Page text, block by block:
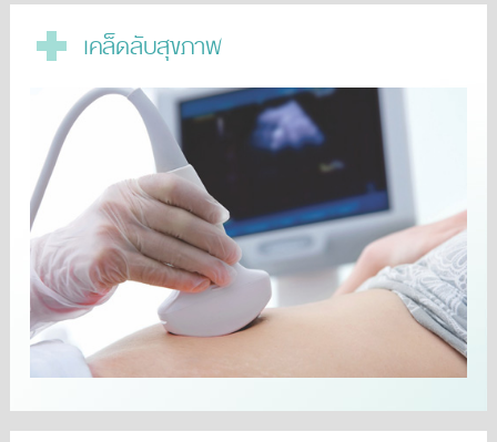
เคล็ดลับสุขภาพ